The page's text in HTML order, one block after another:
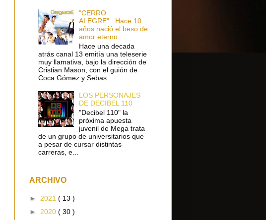
"CERRO
ALEGRE"...Hace 10
años nació el beso de
amor eterno
Hace una decada
atrás canal 13 emitía una teleserie
muy llamativa, bajo la dirección de
Cristian Mason, con el guión de
Coca Gómez y Sebas...
LOS PERSONAJES
DE DECIBEL 110
"Decibel 110" la
próxima apuesta
juvenil de Mega trata
de un grupo de universitarios que
a pesar de cursar distintas
carreras, e...
ARCHIVO
► 2021 ( 13 )
► 2020 ( 30 )